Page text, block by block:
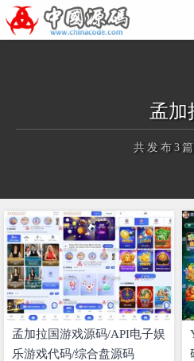
孟加
共发布3
正在为您加
孟加拉国游戏源码/API电子娱
乐游戏代码/综合盘源码